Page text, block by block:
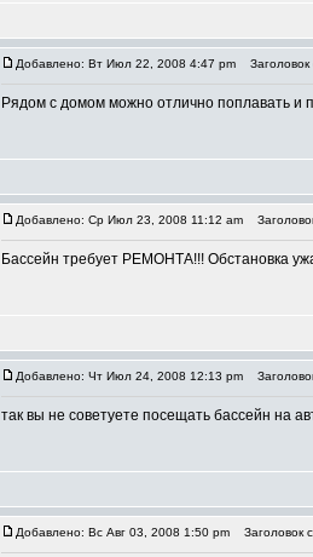
Добавлено: Вт Июл 22, 2008 4:47 pm Заголовок
Рядом с домом можно отлично поплавать
Добавлено: Ср Июл 23, 2008 11:12 am
Бассейн требует РЕМОНТА!!! Обстановка
Добавлено: Чт Июл 24, 2008 12:13 pm
так вы не советуете посещать бассейн на
Добавлено: Вс Авг 03, 2008 1:50 pm Заголовок